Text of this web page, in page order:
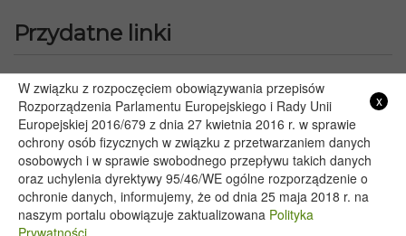
Przydatne linki
Starostwo Powiatowe we Włodawie
Lubelski Urząd Wojewódzki w Lublinie
Urząd Marszałkowski Województwa Lubelskiego w Lublinie
Serwis Rzeczypospolitej Polskiej
PGE – Planowane wyłączenia prądu
Poczta E-mail
x
W związku z rozpoczęciem obowiązywania przepisów
Rozporządzenia Parlamentu Europejskiego i Rady Unii
Europejskiej 2016/679 z dnia 27 kwietnia 2016 r. w sprawie
ochrony osób fizycznych w związku z przetwarzaniem danych
osobowych i w sprawie swobodnego przepływu takich danych
oraz uchylenia dyrektywy 95/46/WE ogólne rozporządzenie o
ochronie danych, informujemy, że od dnia 25 maja 2018 r. na
naszym portalu obowiązuje zaktualizowana Polityka
Prywatności.